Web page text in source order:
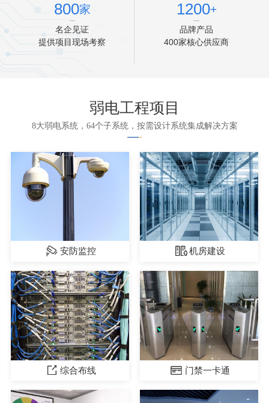
800家
名企见证
提供项目现场考察
1200+
品牌产品
400家核心供应商
弱电工程项目
8大弱电系统，64个子系统，按需设计系统集成解决方案
安防监控 机房建设
综合布线 门禁一卡通